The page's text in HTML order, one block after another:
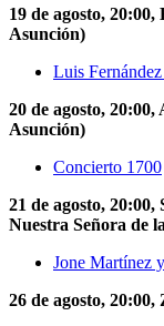
19 de agosto,
Asunción)
Luis
20 de agosto, 20:00,
Asunción)
Concierto 1700
21 de agosto,
Nuestra Señora de
Jone Martínez
26 de agosto,